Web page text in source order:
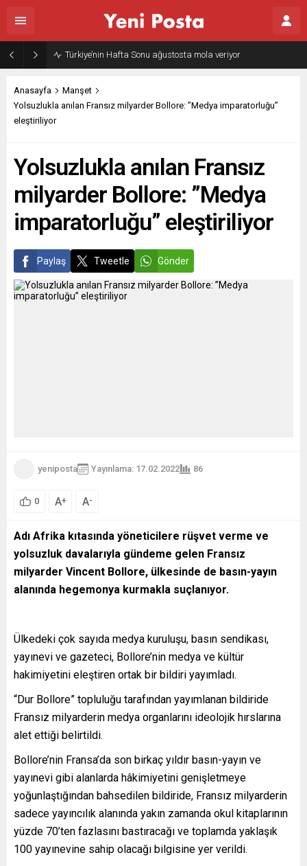
Türkiye’nin Hafta Sonu ağustosta mola veriyor
Anasayfa
Manşet
Yolsuzlukla anılan Fransız milyarder Bollore: ”Medya imparatorluğu”
eleştiriliyor
Yolsuzlukla anılan Fransız
milyarder Bollore: ”Medya
imparatorluğu” eleştiriliyor
Paylaş Tweetle Gönder
yeniposta Yayınlama: 17.02.2022 86
0 A+ A-
Adı Afrika kıtasında yöneticilere rüşvet verme ve
yolsuzluk davalarıyla gündeme gelen Fransız
milyarder Vincent Bollore, ülkesinde de basın-yayın
alanında hegemonya kurmakla suçlanıyor.
Ülkedeki çok sayıda medya kuruluşu, basın sendikası,
yayınevi ve gazeteci, Bollore’nin medya ve kültür
hakimiyetini eleştiren ortak bir bildiri yayımladı.
“Dur Bollore” topluluğu tarafından yayımlanan bildiride
Fransız milyarderin medya organlarını ideolojik hırslarına
alet ettiği belirtildi.
Bollore’nin Fransa’da son birkaç yıldır basın-yayın ve
yayınevi gibi alanlarda hâkimiyetini genişletmeye
yoğunlaştığından bahsedilen bildiride, Fransız milyarderin
sadece yayıncılık alanında yakın zamanda okul kitaplarının
yüzde 70’ten fazlasını bastıracağı ve toplamda yaklaşık
100 yayınevine sahip olacağı bilgisine yer verildi.